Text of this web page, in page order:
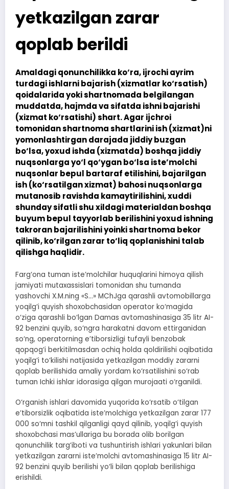
yetkazilgan zarar
qoplab berildi
Amaldagi qonunchilikka ko‘ra, ijrochi ayrim
turdagi ishlarni bajarish (xizmatlar ko‘rsatish)
qoidalarida yoki shartnomada belgilangan
muddatda, hajmda va sifatda ishni bajarishi
(xizmat ko‘rsatishi) shart. Agar ijchroi
tomonidan shartnoma shartlarini ish (xizmat)ni
yomonlashtirgan darajada jiddiy buzgan
bo‘lsa, yoxud ishda (xizmatda) boshqa jiddiy
nuqsonlarga yo‘l qo‘ygan bo‘lsa iste’molchi
nuqsonlar bepul bartaraf etilishini, bajarilgan
ish (ko‘rsatilgan xizmat) bahosi nuqsonlarga
mutanosib ravishda kamaytirilishini, xuddi
shunday sifatli shu xildagi materialdan boshqa
buyum bepul tayyorlab berilishini yoxud ishning
takroran bajarilishini yoinki shartnoma bekor
qilinib, ko‘rilgan zarar to‘liq qoplanishini talab
qilishga haqlidir.
Farg‘ona tuman iste’molchilar huquqlarini himoya qilish
jamiyati mutaxassislari tomonidan shu tumanda
yashovchi X.M.ning «S…» MChJga qarashli avtomobillarga
yoqilg‘i quyish shoxobchasidan operator ko‘magida
o‘ziga qarashli bo‘lgan Damas avtomashinasiga 35 litr AI-
92 benzini quyib, so‘ngra harakatni davom ettirganidan
so‘ng, operatorning e’tiborsizligi tufayli benzobak
qopqog‘i berkitilmasdan ochiq holda qoldirilishi oqibatida
yoqilg‘i to‘kilishi natijasida yetkazilgan moddiy zararni
qoplab berilishida amaliy yordam ko‘rsatilishini so‘rab
tuman Ichki ishlar idorasiga qilgan murojaati o‘rganildi.
O‘rganish ishlari davomida yuqorida ko‘rsatib o‘tilgan
e’tiborsizlik oqibatida iste’molchiga yetkazilgan zarar 177
000 so‘mni tashkil qilganligi qayd qilinib, yoqilg‘i quyish
shoxobchasi mas’ullariga bu borada olib borilgan
qonunchilik targ‘iboti va tushuntirish ishlari yakunlari bilan
yetkazilgan zararni iste’molchi avtomashinasiga 15 litr AI-
92 benzini quyib berilishi yo‘li bilan qoplab berilishiga
erishildi.